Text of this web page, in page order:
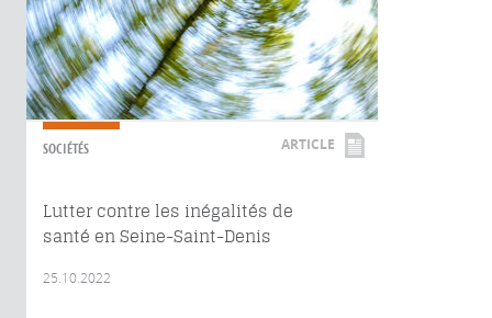
SOCIÉTÉS ARTICLE
Lutter contre les inégalités de
santé en Seine-Saint-Denis
25.10.2022